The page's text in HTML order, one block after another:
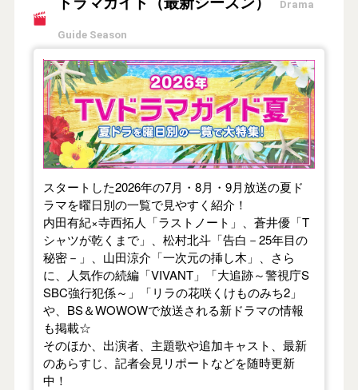
Drama
Guide Season
【2026年夏】TVドラマガイド
スタートした2026年の7月・8月・9月放送の夏ド
ラマを曜日別の一覧で見やすく紹介！
内田有紀×寺西拓人「ラストノート」、蒼井優「T
シャツが乾くまで」、松村北斗「告白－25年目の
秘密－」、山田涼介「一次元の挿し木」、さら
に、人気作の続編「VIVANT」「大追跡～警視庁S
SBC強行犯係～」「リラの花咲くけものみち2」
や、BS＆WOWOWで放送される新ドラマの情報
も掲載☆
そのほか、出演者、主題歌や追加キャスト、最新
のあらすじ、記者会見リポートなどを随時更新
中！